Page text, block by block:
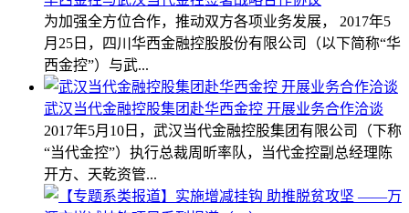
为加强全方位合作，推动双方各项业务发展， 2017年5
月25日，四川华西金融控股股份有限公司（以下简称“华
西金控”）与武...
武汉当代金融控股集团赴华西金控 开展业务合作洽谈
2017年5月10日，武汉当代金融控股集团有限公司（下称
“当代金控”）执行总裁周昕率队，当代金控副总经理陈
开方、天乾资管...